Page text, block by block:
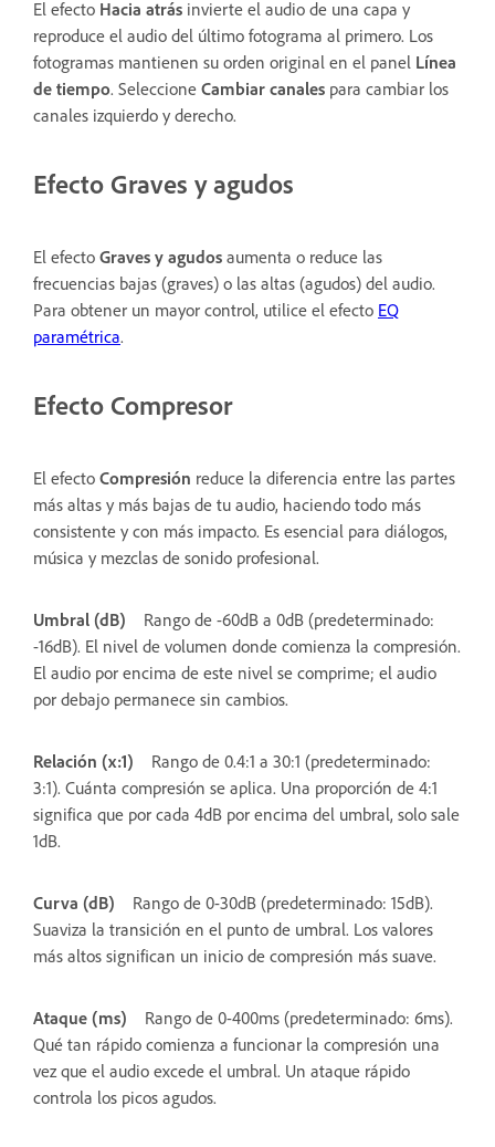
El efecto Hacia atrás invierte el audio de una capa y
reproduce el audio del último fotograma al primero. Los
fotogramas mantienen su orden original en el panel Línea
de tiempo. Seleccione Cambiar canales para cambiar los
canales izquierdo y derecho.
Efecto Graves y agudos
El efecto Graves y agudos aumenta o reduce las
frecuencias bajas (graves) o las altas (agudos) del audio.
Para obtener un mayor control, utilice el efecto EQ
paramétrica.
Efecto Compresor
El efecto Compresión reduce la diferencia entre las partes
más altas y más bajas de tu audio, haciendo todo más
consistente y con más impacto. Es esencial para diálogos,
música y mezclas de sonido profesional.
Umbral (dB)
Rango de -60dB a 0dB (predeterminado:
-16dB). El nivel de volumen donde comienza la compresión.
El audio por encima de este nivel se comprime; el audio
por debajo permanece sin cambios.
Relación (x:1)
Rango de 0.4:1 a 30:1 (predeterminado:
3:1). Cuánta compresión se aplica. Una proporción de 4:1
significa que por cada 4dB por encima del umbral, solo sale
1dB.
Curva (dB)
Rango de 0-30dB (predeterminado: 15dB).
Suaviza la transición en el punto de umbral. Los valores
más altos significan un inicio de compresión más suave.
Ataque (ms)
Rango de 0-400ms (predeterminado: 6ms).
Qué tan rápido comienza a funcionar la compresión una
vez que el audio excede el umbral. Un ataque rápido
controla los picos agudos.